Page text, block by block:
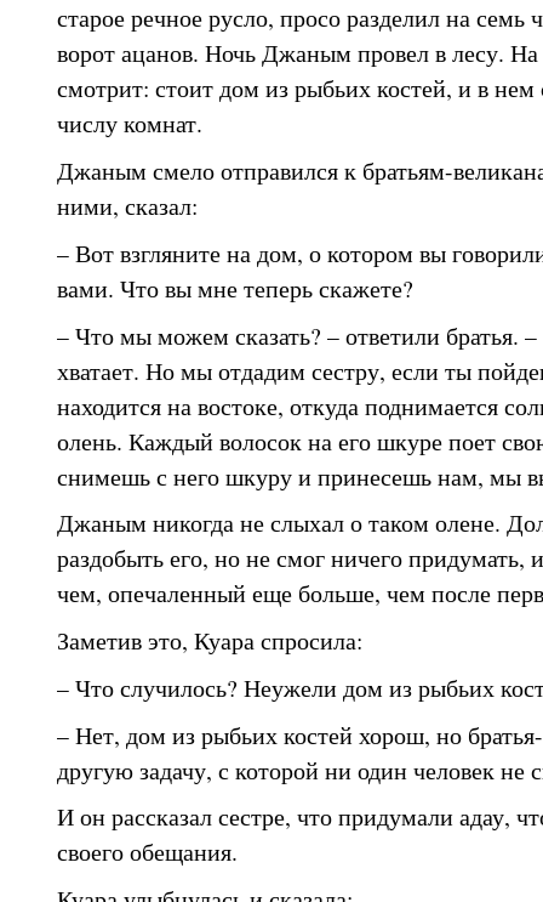
старое речное русло, просо разделил на семь
ворот ацанов. Ночь Джаным провел в лесу.
смотрит: стоит дом из рыбьих костей, и в нем
числу комнат.
Джаным смело отправился к братьям-
ними, сказал:
– Вот взгляните на дом, о котором вы
вами. Что вы мне теперь скажете?
– Что мы можем сказать? – ответили братья.
хватает. Но мы отдадим сестру, если ты
находится на востоке, откуда поднимается
олень. Каждый волосок на его шкуре поет
снимешь с него шкуру и принесешь нам, мы
Джаным никогда не слыхал о таком олене.
раздобыть его, но не смог ничего придумать,
чем, опечаленный еще больше, чем после
Заметив это, Куара спросила:
– Что случилось? Неужели дом из рыбьих
– Нет, дом из рыбьих костей хорош, но
другую задачу, с которой ни один человек не
И он рассказал сестре, что придумали адау,
своего обещания.